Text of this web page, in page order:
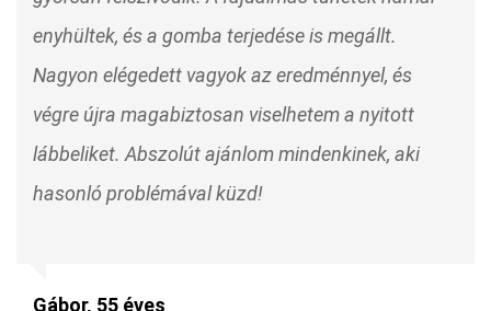
enyhültek, és a gomba terjedése is megállt.
Nagyon elégedett vagyok az eredménnyel, és
végre újra magabiztosan viselhetem a nyitott
lábbeliket. Abszolút ajánlom mindenkinek, aki
hasonló problémával küzd!
Gábor, 55 éves